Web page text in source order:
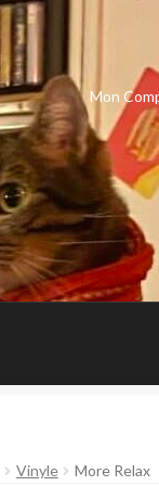
Mon
Vinyle More Relax